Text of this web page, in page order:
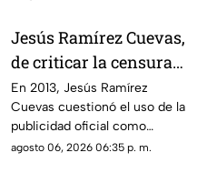
Jesús Ramírez Cuevas,
de criticar la censura
por publicidad oficial a
ser señalado por
estrategia de control
informativo
En 2013, Jesús Ramírez
Cuevas cuestionó el uso de la
publicidad oficial como
herramienta para presionar a
agosto 06, 2026 06:35 p. m.